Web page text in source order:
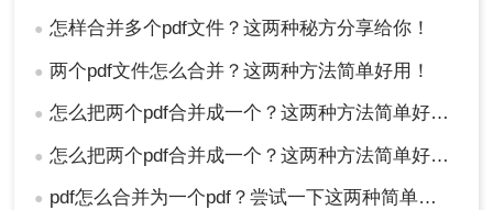
● 怎样合并多个pdf文件？这两种秘方分享给你！
● 两个pdf文件怎么合并？这两种方法简单好用！
● 怎么把两个pdf合并成一个？这两种方法简单好用！
● 怎么把两个pdf合并成一个？这两种方法简单好用！
● pdf怎么合并为一个pdf？尝试一下这两种简单方法！